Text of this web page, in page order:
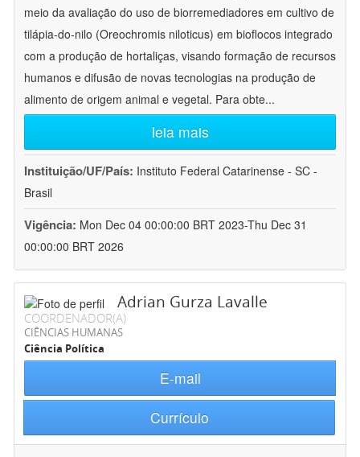
meio da avaliação do uso de biorremediadores em cultivo de
tilápia-do-nilo (Oreochromis niloticus) em bioflocos integrado
com a produção de hortaliças, visando formação de recursos
humanos e difusão de novas tecnologias na produção de
alimento de origem animal e vegetal. Para obte...
leia mais
Instituição/UF/País: Instituto Federal Catarinense - SC -
Brasil
Vigência: Mon Dec 04 00:00:00 BRT 2023-Thu Dec 31
00:00:00 BRT 2026
Adrian Gurza Lavalle
COORDENADOR(A)
CIÊNCIAS HUMANAS
Ciência Política
E-mail
Currículo